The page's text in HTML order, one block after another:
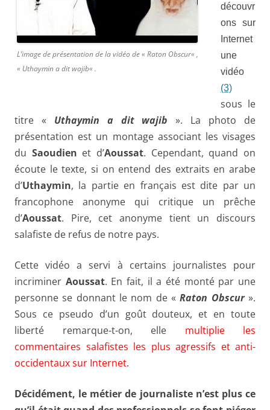
L’image de présentation de la vidéo de «Raton Obscur« ,
« Uthaymin a dit wajib« .
découvr
ons sur
Internet
une
vidéo
(3)
sous le
titre « Uthaymin a dit wajib ». La photo de
présentation est un montage associant les visages
du Saoudien et d’Aoussat. Cependant, quand on
écoute le texte, si on entend des extraits en arabe
d’Uthaymin, la partie en français est dite par un
francophone anonyme qui critique un prêche
d’Aoussat. Pire, cet anonyme tient un discours
salafiste de refus de notre pays.
Cette vidéo a servi à certains journalistes pour
incriminer Aoussat. En fait, il a été monté par une
personne se donnant le nom de « Raton Obscur ».
Sous ce pseudo d’un goût douteux, et en toute
liberté remarque-t-on, elle multiplie les
commentaires salafistes les plus agressifs et anti-
occidentaux sur Internet.
Décidément, le métier de journaliste n’est plus ce